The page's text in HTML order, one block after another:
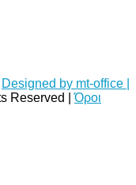
Designed by mt-office |
Reserved |Όροι